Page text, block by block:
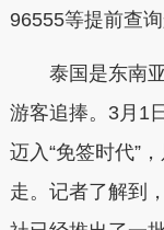
96555等提前查询
泰国是东南亚
游客追捧。3月1
迈入“免签时代”
走。记者了解到